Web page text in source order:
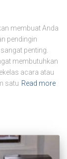
membuat Anda
pendingin
penting.
membutuhkan
acara atau
satu Read more